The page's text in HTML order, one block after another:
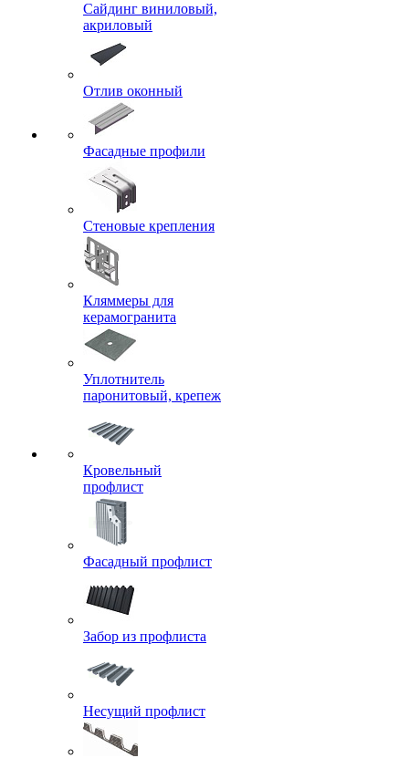
Сайдинг виниловый,
акриловый
Отлив оконный
Фасадные профили
Стеновые крепления
Кляммеры для
керамогранита
Уплотнитель
паронитовый, крепеж
Кровельный
профлист
Фасадный профлист
Забор из профлиста
Несущий профлист